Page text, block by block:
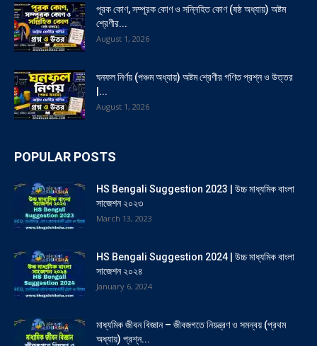
পূরক কোণ, সম্পূরক কোণ ও সন্নিহিত কোণ (ষষ্ঠ অধ্যায়) অষ্টম
শ্রেণীর...
August 1, 2026
ঘনফল নির্ণয় (পঞ্চম অধ্যায়) অষ্টম শ্রেণীর গণিত প্রশ্ন ও উত্তর
|...
August 1, 2026
POPULAR POSTS
HS Bengali Suggestion 2023 | উচ্চ মাধ্যমিক বাংলা
সাজেশন ২০২৩
March 13, 2023
HS Bengali Suggestion 2024 | উচ্চ মাধ্যমিক বাংলা
সাজেশন ২০২৪
January 6, 2024
মাধ্যমিক জীবন বিজ্ঞান – জীবজগতে নিয়ন্ত্রণ ও সমন্বয় (প্রথম
অধ্যায়) প্রশ্ন...